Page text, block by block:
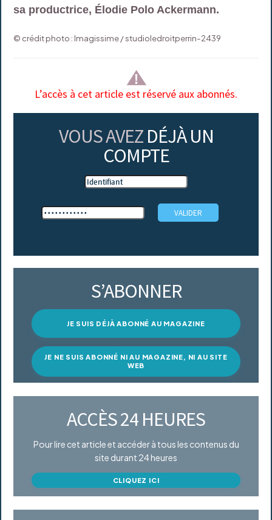
sa productrice, Élodie Polo Ackermann.
© crédit photo : Imagissime / studioledroitperrin-2439
L’accès à cet article est réservé aux abonnés.
VOUS AVEZ DÉJÀ UN
COMPTE
S’ABONNER
JE SUIS DÉJÀ ABONNÉ AU MAGAZINE
JE NE SUIS ABONNÉ NI AU MAGAZINE, NI AU SITE
WEB
ACCÈS 24 HEURES
Pour lire cet article et accéder à tous les contenus du
site durant 24 heures
CLIQUEZ ICI